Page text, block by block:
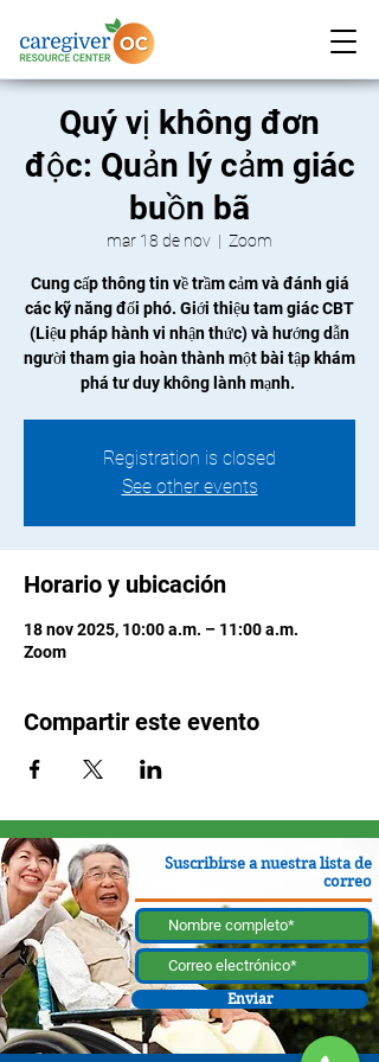
Quý vị không đơn
độc: Quản lý cảm giác
buồn bã
mar 18 de nov
  |
Zoom
Cung cấp thông tin về trầm cảm và đánh giá
các kỹ năng đối phó. Giới thiệu tam giác CBT
(Liệu pháp hành vi nhận thức) và hướng dẫn
người tham gia hoàn thành một bài tập khám
phá tư duy không lành mạnh.
Registration is closed
See other events
Horario y ubicación
18 nov 2025, 10:00 a.m. – 11:00 a.m.
Zoom
Compartir este evento
Suscribirse a nuestra lista de
correo
Enviar